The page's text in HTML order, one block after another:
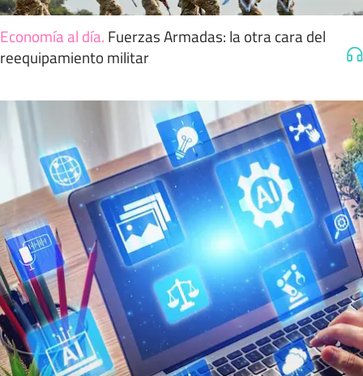
Economía al día. Fuerzas Armadas: la otra cara del
reequipamiento militar